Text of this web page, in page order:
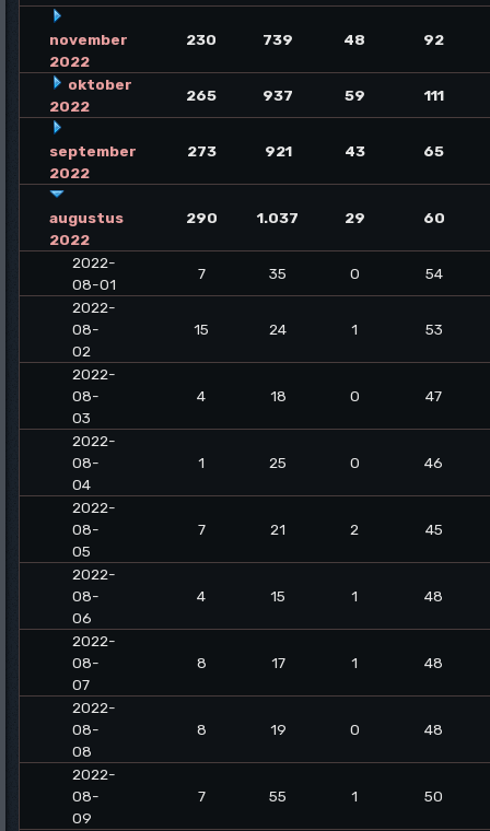
november
2022
230 739 48 92
oktober
2022
265 937 59 111
september
2022
273 921 43 65
augustus
2022
290 1.037 29 60
2022-
08-01
7 35 0
54
2022-
08-
02
15 24 1 53
2022-
08-
03
4 18 0 47
2022-
08-
04
1 25 0 46
2022-
08-
05
7 21 2 45
2022-
08-
06
4 15 1 48
2022-
08-
07
8 17 1 48
2022-
08-
08
8 19 0 48
2022-
08-
09
7 55 1 50